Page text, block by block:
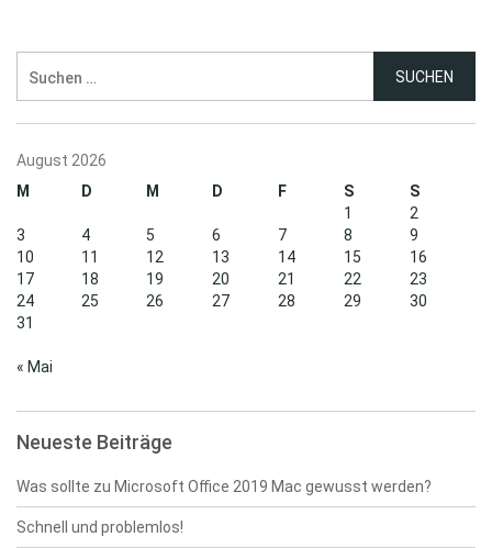
nach:
August 2026
M
D M D F S
S
1
2
3
4 5 6 7 8
9
10
11 12 13 14 15
16
17
18 19 20 21 22
23
24
25 26 27 28 29
30
31
« Mai
Neueste Beiträge
Was sollte zu Microsoft Office 2019 Mac gewusst werden?
Schnell und problemlos!